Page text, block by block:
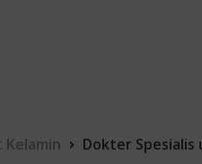
Kelamin Dokter